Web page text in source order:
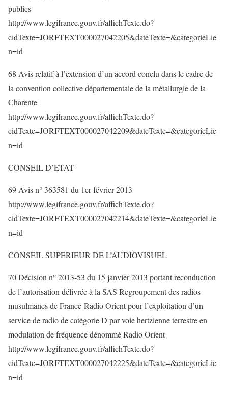
publics
http://www.legifrance.gouv.fr/affichTexte.do?
cidTexte=JORFTEXT000027042205&dateTexte=&categorieLie
n=id
68 Avis relatif à l’extension d’un accord conclu dans le cadre de
la convention collective départementale de la métallurgie de la
Charente
http://www.legifrance.gouv.fr/affichTexte.do?
cidTexte=JORFTEXT000027042209&dateTexte=&categorieLie
n=id
CONSEIL D’ETAT
69 Avis n° 363581 du 1er février 2013
http://www.legifrance.gouv.fr/affichTexte.do?
cidTexte=JORFTEXT000027042214&dateTexte=&categorieLie
n=id
CONSEIL SUPERIEUR DE L’AUDIOVISUEL
70 Décision n° 2013-53 du 15 janvier 2013 portant reconduction
de l’autorisation délivrée à la SAS Regroupement des radios
musulmanes de France-Radio Orient pour l’exploitation d’un
service de radio de catégorie D par voie hertzienne terrestre en
modulation de fréquence dénommé Radio Orient
http://www.legifrance.gouv.fr/affichTexte.do?
cidTexte=JORFTEXT000027042225&dateTexte=&categorieLie
n=id